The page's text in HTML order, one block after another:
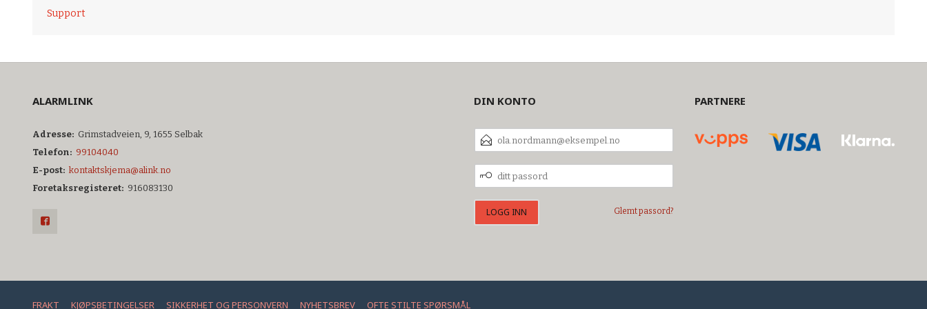
Support
ALARMLINK
Adresse: Grimstadveien, 9, 1655 Selbak
Telefon: 99104040
E-post: kontaktskjema@alink.no
Foretaksregisteret: 916083130
DIN KONTO
E-
POSTADRESSE
DITT
PASSORD
Glemt passord?
PARTNERE
FRAKT KJØPSBETINGELSER SIKKERHET OG PERSONVERN NYHETSBREV OFTE STILTE SPØRSMÅL